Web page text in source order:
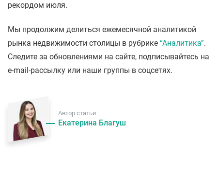
рекордом июля.
Мы продолжим делиться ежемесячной аналитикой
рынка недвижимости столицы в рубрике “Аналитика”.
Следите за обновлениями на сайте, подписывайтесь на
e-mail-рассылку или наши группы в соцсетях.
Автор статьи
Екатерина Благуш